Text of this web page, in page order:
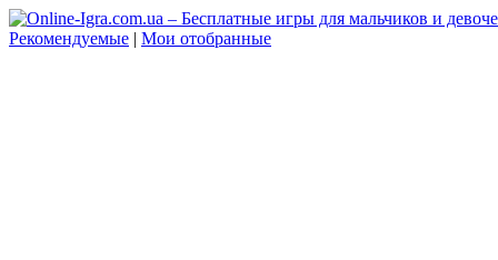
Рекомендуемые | Мои отобранные